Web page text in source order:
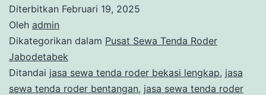
Diterbitkan Februari 19, 2025
Oleh admin
Dikategorikan dalam Pusat Sewa Tenda Roder
Jabodetabek
Ditandai jasa sewa tenda roder bekasi lengkap, jasa
sewa tenda roder bentangan, jasa sewa tenda roder